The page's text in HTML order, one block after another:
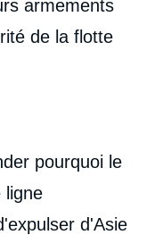
armements
de la flotte
pourquoi le
ligne
d'Asie
: essai